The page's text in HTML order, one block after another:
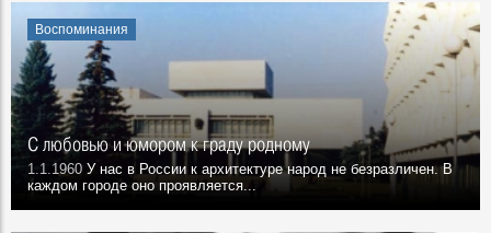
Воспоминания
С любовью и юмором к граду родному
1.1.1960 У нас в России к архитектуре народ не безразличен. В
каждом городе оно проявляется...